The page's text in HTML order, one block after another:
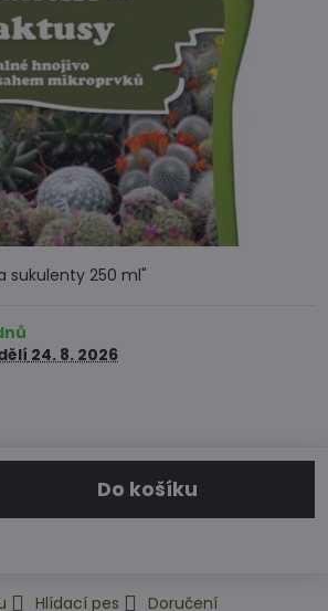
sukulenty 250 ml"
24. 8. 2026
Do košíku
Hlídací pes Doručení